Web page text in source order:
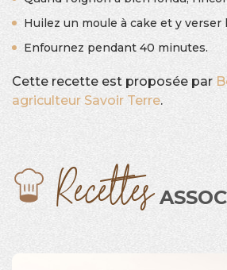
Huilez un moule à cake et y verser
Enfournez pendant 40 minutes.
Cette recette est proposée par
agriculteur Savoir Terre.
Recettes